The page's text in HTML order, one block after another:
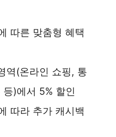
따른 맞춤형 혜택
역(온라인 쇼핑, 통
)에서 5% 할인
따라 추가 캐시백